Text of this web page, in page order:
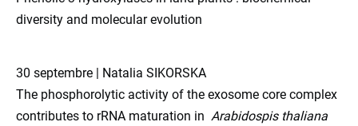
diversity and molecular evolution
30 septembre | Natalia SIKORSKA
The phosphorolytic activity of the exosome core complex
contributes to rRNA maturation in Arabidospis thaliana